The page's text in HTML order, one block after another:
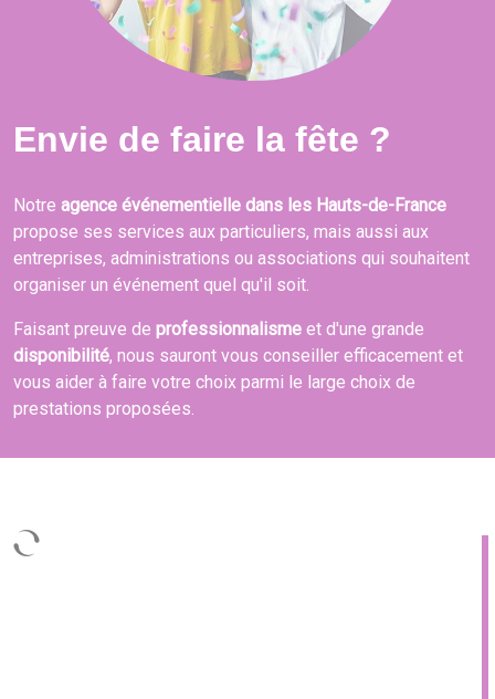
Envie de faire la fête ?
Notre agence événementielle dans les Hauts-de-France
propose ses services aux particuliers, mais aussi aux
entreprises, administrations ou associations qui souhaitent
organiser un événement quel qu'il soit.
Faisant preuve de professionnalisme et d'une grande
disponibilité, nous sauront vous conseiller efficacement et
vous aider à faire votre choix parmi le large choix de
prestations proposées.